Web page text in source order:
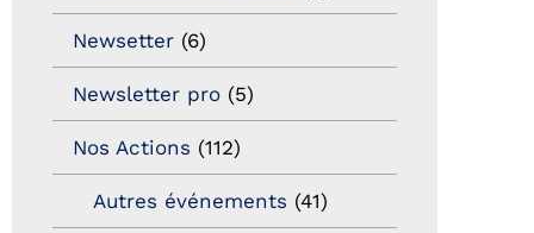
Newsetter (6)
Newsletter pro (5)
Nos Actions (112)
Autres événements (41)